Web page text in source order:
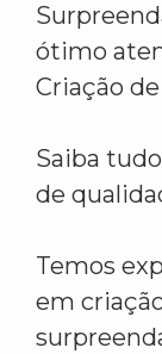
ótimo
Criação
Saiba
de
Temos
em